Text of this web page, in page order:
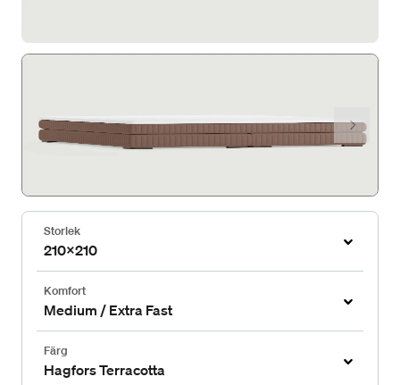
Storlek
210x210
Komfort
Medium / Extra Fast
Färg
Hagfors Terracotta